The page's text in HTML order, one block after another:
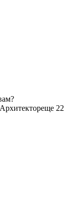
Архитектореще 22